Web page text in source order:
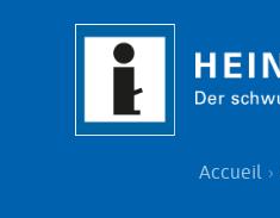
principal
Fil
Accueil